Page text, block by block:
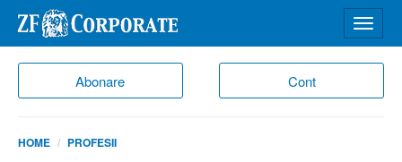
Abonare Cont
meniu
HOME PROFESII